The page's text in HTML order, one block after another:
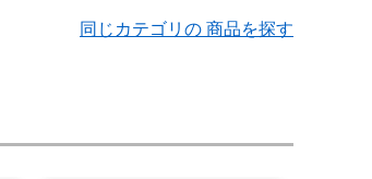
同じカテゴリの 商品を探す